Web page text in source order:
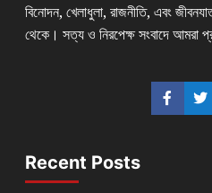
বিনোদন, খেলাধুলা, রাজনীতি, এবং
থেকে। সত্য ও নিরপেক্ষ সংবাদে আমরা
Recent Posts